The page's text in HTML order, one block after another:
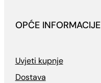
OPĆE INFORMACIJE
Uvjeti kupnje
Dostava